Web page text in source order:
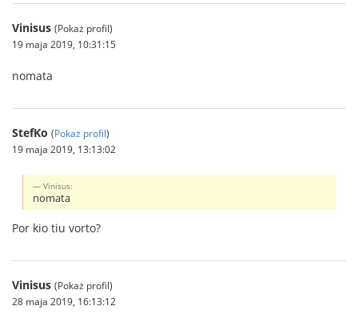
Vinisus (Pokaż profil)
19 maja 2019, 10:31:15
nomata
StefKo (Pokaż profil)
19 maja 2019, 13:13:02
Vinisus:
nomata
Por kio tiu vorto?
Vinisus (Pokaż profil)
28 maja 2019, 16:13:12